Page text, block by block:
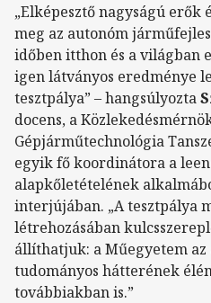
„Elképesztő nagyságú
meg az autonóm
időben itthon és a világban
igen látványos eredménye
tesztpálya” – hangsúlyozta
docens, a
Gépjárműtechnológia
egyik fő koordinátora a
alapkőletételének
interjújában. „A tesztpálya
létrehozásában
állíthatjuk: a Műegyetem
tudományos hátterének
továbbiakban is.”